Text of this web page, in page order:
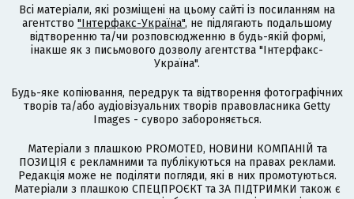
Всі матеріали, які розміщені на цьому сайті із посиланням на
агентство "Інтерфакс-Україна", не підлягають подальшому
відтворенню та/чи розповсюдженню в будь-якій формі,
інакше як з письмового дозволу агентства "Інтерфакс-
Україна".
Будь-яке копіювання, передрук та відтворення фотографічних
творів та/або аудіовізуальних творів правовласника Getty
Images - суворо забороняється.
Матеріали з плашкою PROMOTED, НОВИНИ КОМПАНІЙ та
ПОЗИЦІЯ є рекламними та публікуються на правах реклами.
Редакція може не поділяти погляди, які в них промотуються.
Матеріали з плашкою СПЕЦПРОЄКТ та ЗА ПІДТРИМКИ також є